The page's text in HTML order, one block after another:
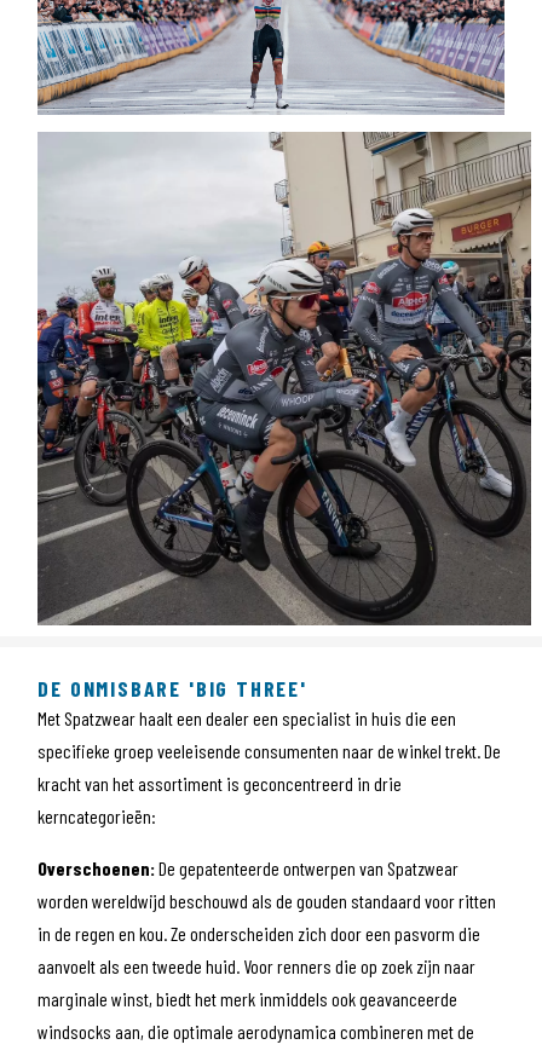
DE ONMISBARE 'BIG THREE'
Met Spatzwear haalt een dealer een specialist in huis die een
specifieke groep veeleisende consumenten naar de winkel trekt. De
kracht van het assortiment is geconcentreerd in drie
kerncategorieën:
Overschoenen:De gepatenteerde ontwerpen van Spatzwear
worden wereldwijd beschouwd als de gouden standaard voor ritten
in de regen en kou. Ze onderscheiden zich door een pasvorm die
aanvoelt als een tweede huid. Voor renners die op zoek zijn naar
marginale winst, biedt het merk inmiddels ook geavanceerde
windsocks aan, die optimale aerodynamica combineren met de